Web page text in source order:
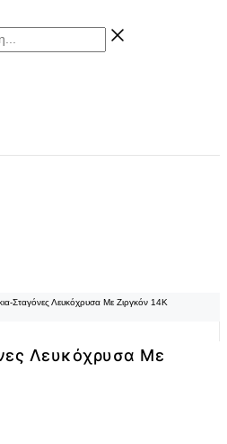
Σταγόνες Λευκόχρυσα Με Ζιργκόν 14Κ
Λευκόχρυσα Με